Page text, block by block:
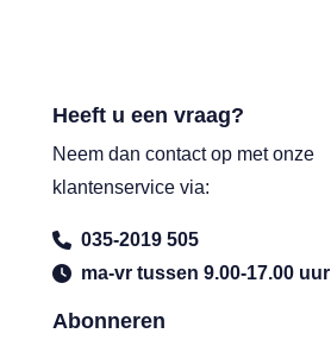
Abonneren
Heeft u een vraag?
Neem dan contact op met onze
klantenservice via:
035-2019 505
ma-vr tussen 9.00-17.00 uur